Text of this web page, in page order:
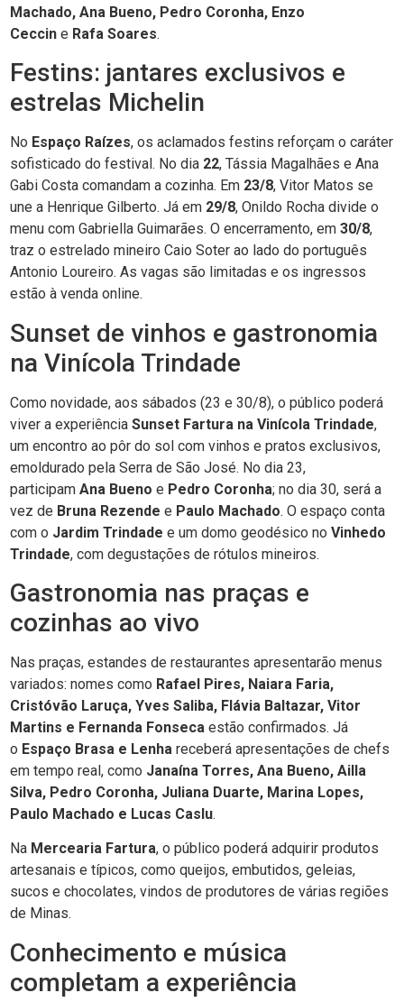
Machado, Ana Bueno, Pedro Coronha, Enzo
Ceccin e Rafa Soares.
Festins: jantares exclusivos e
estrelas Michelin
No Espaço Raízes, os aclamados festins reforçam o caráter
sofisticado do festival. No dia 22, Tássia Magalhães e Ana
Gabi Costa comandam a cozinha. Em 23/8, Vitor Matos se
une a Henrique Gilberto. Já em 29/8, Onildo Rocha divide o
menu com Gabriella Guimarães. O encerramento, em 30/8,
traz o estrelado mineiro Caio Soter ao lado do português
Antonio Loureiro. As vagas são limitadas e os ingressos
estão à venda online.
Sunset de vinhos e gastronomia
na Vinícola Trindade
Como novidade, aos sábados (23 e 30/8), o público poderá
viver a experiência Sunset Fartura na Vinícola Trindade,
um encontro ao pôr do sol com vinhos e pratos exclusivos,
emoldurado pela Serra de São José. No dia 23,
participam Ana Bueno e Pedro Coronha; no dia 30, será a
vez de Bruna Rezende e Paulo Machado. O espaço conta
com o Jardim Trindade e um domo geodésico no Vinhedo
Trindade, com degustações de rótulos mineiros.
Gastronomia nas praças e
cozinhas ao vivo
Nas praças, estandes de restaurantes apresentarão menus
variados: nomes como Rafael Pires, Naiara Faria,
Cristóvão Laruça, Yves Saliba, Flávia Baltazar, Vitor
Martins e Fernanda Fonseca estão confirmados. Já
o Espaço Brasa e Lenha receberá apresentações de chefs
em tempo real, como Janaína Torres, Ana Bueno, Ailla
Silva, Pedro Coronha, Juliana Duarte, Marina Lopes,
Paulo Machado e Lucas Caslu.
Na Mercearia Fartura, o público poderá adquirir produtos
artesanais e típicos, como queijos, embutidos, geleias,
sucos e chocolates, vindos de produtores de várias regiões
de Minas.
Conhecimento e música
completam a experiência